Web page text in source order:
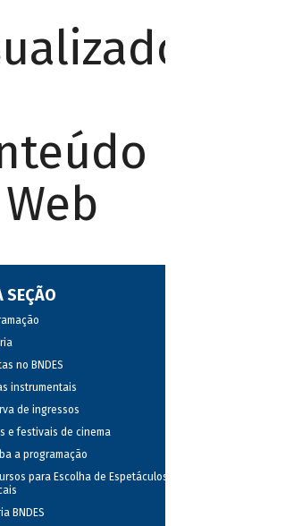
SEÇÃO
no BNDES
instrumentais
de ingressos
e festivais de cinema
a programação
para Escolha de Espetáculos
BNDES